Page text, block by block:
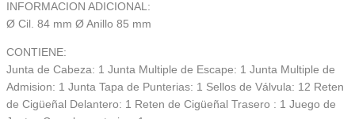
INFORMACION ADICIONAL:
Ø Cil. 84 mm Ø Anillo 85 mm
CONTIENE:
Junta de Cabeza: 1 Junta Multiple de Escape: 1 Junta Multiple de
Admision: 1 Junta Tapa de Punterias: 1 Sellos de Válvula: 12 Reten
de Cigüeñal Delantero: 1 Reten de Cigüeñal Trasero : 1 Juego de